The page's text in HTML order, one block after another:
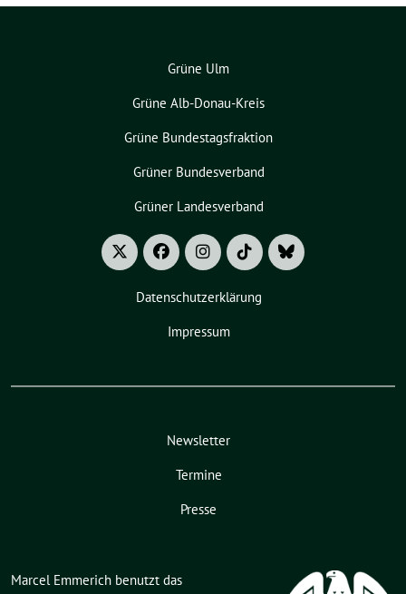
Grüne Ulm
Grüne Alb-Donau-Kreis
Grüne Bundestagsfraktion
Grüner Bundesverband
Grüner Landesverband
Datenschutzerklärung
Impressum
Newsletter
Termine
Presse
Marcel Emmerich benutzt das